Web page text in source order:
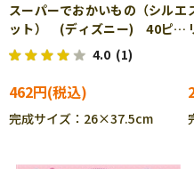
スーパーでおかいもの（シルエ
ット） (ディズニー) 40ピー
ス TEN-DC40-013 ［CP-
IT］
4.0 (1)
462円
完成サイズ：26×37.5cm